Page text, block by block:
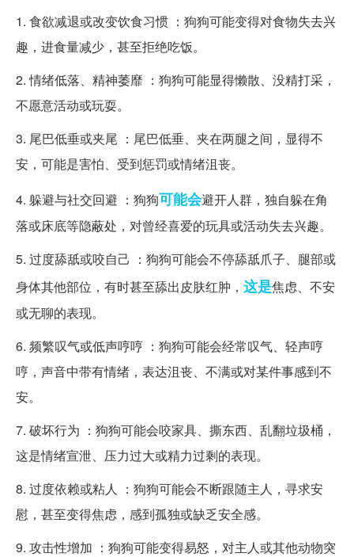
1. 食欲减退或改变饮食习惯 ：狗狗可能变得对食物失去兴
趣，进食量减少，甚至拒绝吃饭。
2. 情绪低落、精神萎靡 ：狗狗可能显得懒散、没精打采，
不愿意活动或玩耍。
3. 尾巴低垂或夹尾 ：尾巴低垂、夹在两腿之间，显得不
安，可能是害怕、受到惩罚或情绪沮丧。
4. 躲避与社交回避 ：狗狗可能会避开人群，独自躲在角
落或床底等隐蔽处，对曾经喜爱的玩具或活动失去兴趣。
5. 过度舔舐或咬自己 ：狗狗可能会不停舔舐爪子、腿部或
身体其他部位，有时甚至舔出皮肤红肿， 这是焦虑、不安
或无聊的表现。
6. 频繁叹气或低声哼哼 ：狗狗可能会经常叹气、轻声哼
哼，声音中带有情绪，表达沮丧、不满或对某件事感到不
安。
7. 破坏行为 ：狗狗可能会咬家具、撕东西、乱翻垃圾桶，
这是情绪宣泄、压力过大或精力过剩的表现。
8. 过度依赖或粘人 ：狗狗可能会不断跟随主人，寻求安
慰，甚至变得焦虑，感到孤独或缺乏安全感。
9. 攻击性增加 ：狗狗可能变得易怒，对主人或其他动物突